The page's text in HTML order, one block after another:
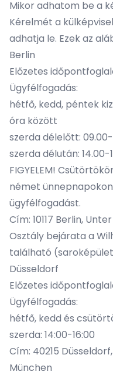
Mikor adhatom be a
Kérelmét a
adhatja le. Ezek az
Berlin
Előzetes
Ügyfélfogadás:
hétfő, kedd, péntek
óra között
szerda délelőtt:
szerda délután:
FIGYELEM!
német
ügyfélfogadást.
Cím: 10117 Berlin,
Osztály bejárata a
található
Düsseldorf
Előzetes
Ügyfélfogadás:
hétfő, kedd és
szerda: 14:00-16:00
Cím: 40215
München